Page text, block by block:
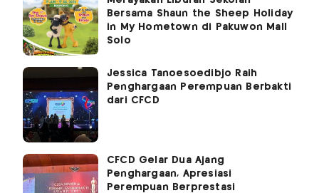
Bersama Shaun the Sheep Holiday
in My Hometown di Pakuwon Mall
Solo
Jessica Tanoesoedibjo Raih
Penghargaan Perempuan Berbakti
dari CFCD
CFCD Gelar Dua Ajang
Penghargaan, Apresiasi
Perempuan Berprestasi